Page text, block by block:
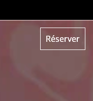
Réserver